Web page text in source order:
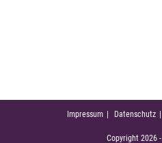
Impressum Datenschutz
Copyright 2026